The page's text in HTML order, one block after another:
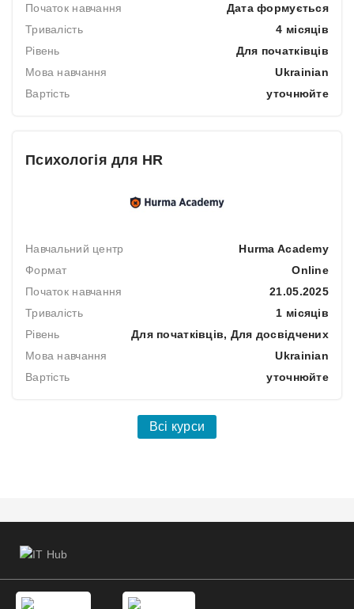
Початок навчання
Дата формується
Тривалість
4 місяців
Рівень
Для початківців
Мова навчання
Ukrainian
Вартість
уточнюйте
Психологія для HR
Навчальний центр
Hurma Academy
Формат
Online
Початок навчання
21.05.2025
Тривалість
1 місяців
Рівень
Для початківців, Для досвідчених
Мова навчання
Ukrainian
Вартість
уточнюйте
Всі курси